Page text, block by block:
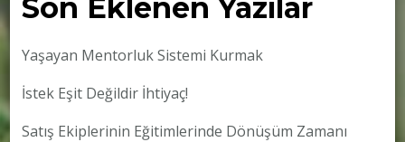
Son Eklenen Yazılar
Yaşayan Mentorluk Sistemi Kurmak
İstek Eşit Değildir İhtiyaç!
Satış Ekiplerinin Eğitimlerinde Dönüşüm Zamanı